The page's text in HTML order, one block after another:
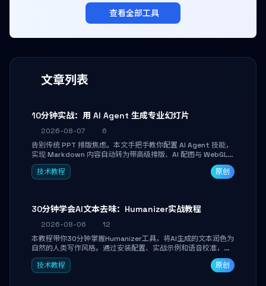
文章列表
10分钟实战：用 AI Agent 生成专业幻灯片
2026-08-07
6
告别传统 PPT 排版焦虑。本文手把手教你配置 AI Agent 技能，
实现 Markdown 内容自动转为带高级排版、AI 配图与 WebGL
运行时的 HTML 幻灯片。只需专注内容，10 分钟即可产出可投
屏的专业级演示文稿。
技术教程 原创
30分钟学会AI文本去味：Humanizer实战教程
2026-08-06
12
本教程带你30分钟掌握Humanizer工具，将AI生成的文本润色为
自然的人类写作风格。通过安装配置、实战示例和语音校准，让
你的内容告别AI痕迹，匹配个人写作习惯，适合内容创作者和技
术博主。
技术教程 原创
查看全部工具